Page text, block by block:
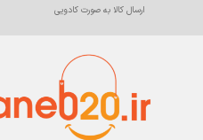
ارسال کالا به صورت کادویی